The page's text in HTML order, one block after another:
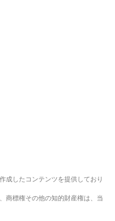
成したコンテンツを提供しており
商標権その他の知的財産権は、当